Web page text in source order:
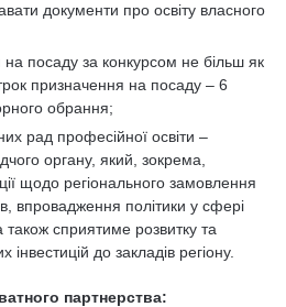
документи про освіту власного
на посаду за конкурсом не більш як
призначення на посаду – 6
обрання;
рад професійної освіти –
органу, який, зокрема,
щодо регіонального замовлення
впровадження політики у сфері
також сприятиме розвитку та
до закладів регіону.
партнерства: